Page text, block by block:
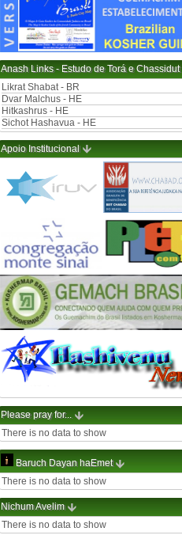
Anash Links - Estudo de Torá e Chassidut
Likrat Shabat - BR
Dvar Malchus - HE
Hitkashrus - HE
Sichot Hashavua - HE
Apoio Institucional
Please pray for...
There is no data to show
Baruch Dayan haEmet
There is no data to show
Nichum Avelim
There is no data to show